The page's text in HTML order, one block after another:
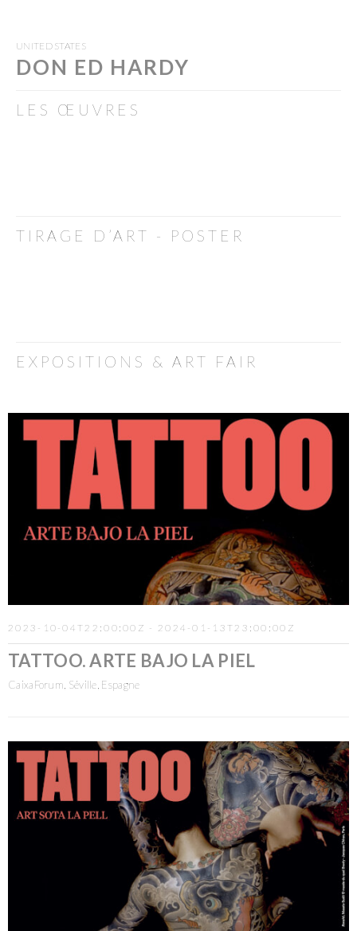
UNITED STATES
DON ED HARDY
LES ŒUVRES
TIRAGE D’ART - POSTER
EXPOSITIONS & ART FAIR
2023-10-04T22:00:00Z - 2024-01-13T23:00:00Z
TATTOO. ARTE BAJO LA PIEL
CaixaForum, Séville, Espagne